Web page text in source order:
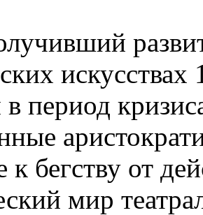
период
к бегству от
мир